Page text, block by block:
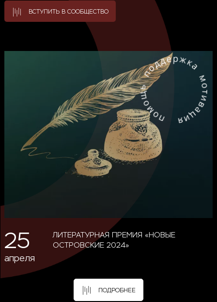
ВСТУПИТЬ В СООБЩЕСТВО
25
апреля
ЛИТЕРАТУРНАЯ ПРЕМИЯ «НОВЫЕ
ОСТРОВСКИЕ 2024»
ПОДРОБНЕЕ